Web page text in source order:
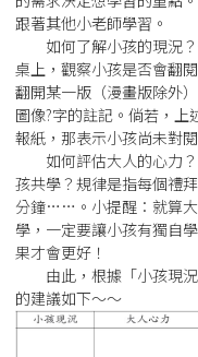
跟著其他小老師學習。
如何了解小孩的現況？
桌上，觀察小孩是否會翻
翻開某一版（漫畫版除外
圖像?字的註記。倘若，上
報紙，那表示小孩尚未對
如何評估大人的心力？
孩共學？規律是指每個禮
分鐘……。小提醒：就算大
學，一定要讓小孩有獨自
果才會更好！
由此，根據「小孩現況
的建議如下～～